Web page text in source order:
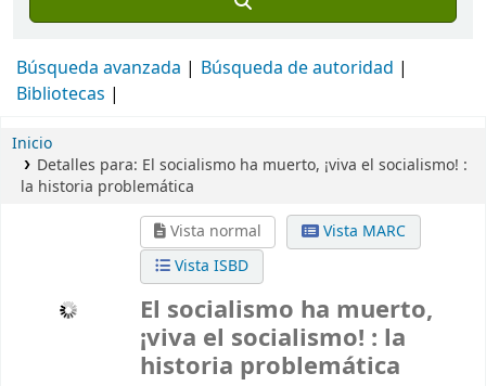
Búsqueda avanzada
Búsqueda de autoridad
Bibliotecas
Inicio
Detalles para: El socialismo ha muerto, ¡viva el socialismo! :
la historia problemática
Vista normal
Vista MARC
Vista ISBD
El socialismo ha muerto,
¡viva el socialismo! : la
historia problemática